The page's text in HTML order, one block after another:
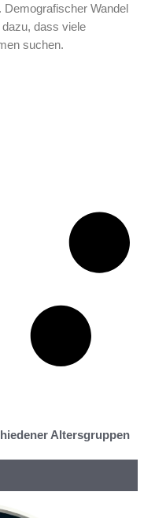
Demografischer Wandel
dass viele
suchen.
Altersgruppen